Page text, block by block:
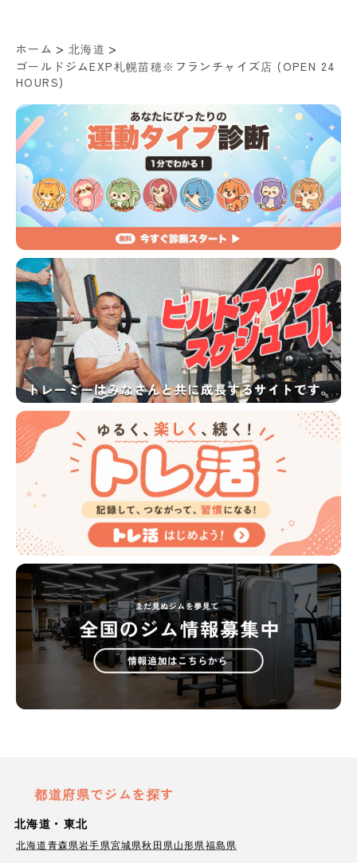
ホーム > 北海道 >
ゴールドジムEXP札幌苗穂※フランチャイズ店 (OPEN 24
HOURS)
都道府県でジムを探す
北海道・東北
北海道青森県岩手県宮城県秋田県山形県福島県